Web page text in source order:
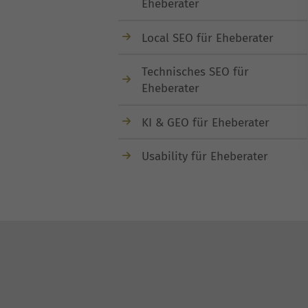
Eheberater
Local SEO für Eheberater
Technisches SEO für
Eheberater
KI & GEO für Eheberater
Usability für Eheberater